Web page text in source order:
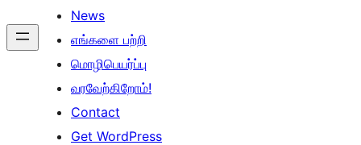
News
எங்களை பற்றி
மொழிபெயர்ப்பு
வரவேற்கிறோம்!
Contact
Get WordPress